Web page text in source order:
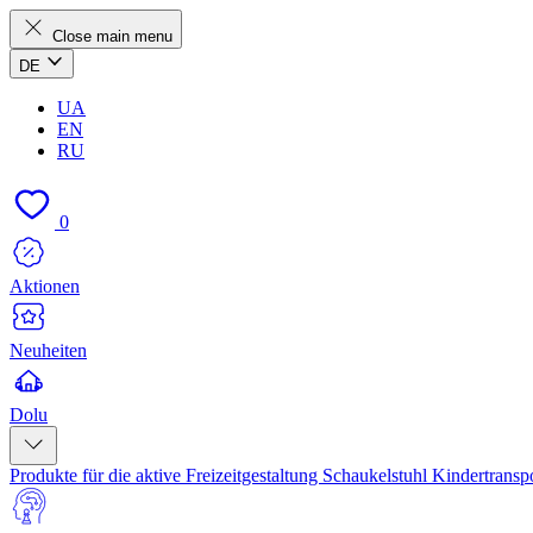
Close main menu
DE
UA
EN
RU
0
Aktionen
Neuheiten
Dolu
Produkte für die aktive Freizeitgestaltung Schaukelstuhl